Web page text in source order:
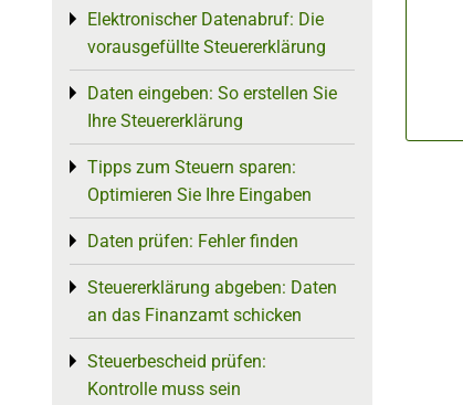
Elektronischer Datenabruf: Die
vorausgefüllte Steuererklärung
Toggle menu
Daten eingeben: So erstellen Sie
Ihre Steuererklärung
Toggle menu
Tipps zum Steuern sparen:
Optimieren Sie Ihre Eingaben
Toggle menu
Daten prüfen: Fehler finden
Toggle menu
Steuererklärung abgeben: Daten
an das Finanzamt schicken
Toggle menu
Steuerbescheid prüfen:
Kontrolle muss sein
Toggle menu